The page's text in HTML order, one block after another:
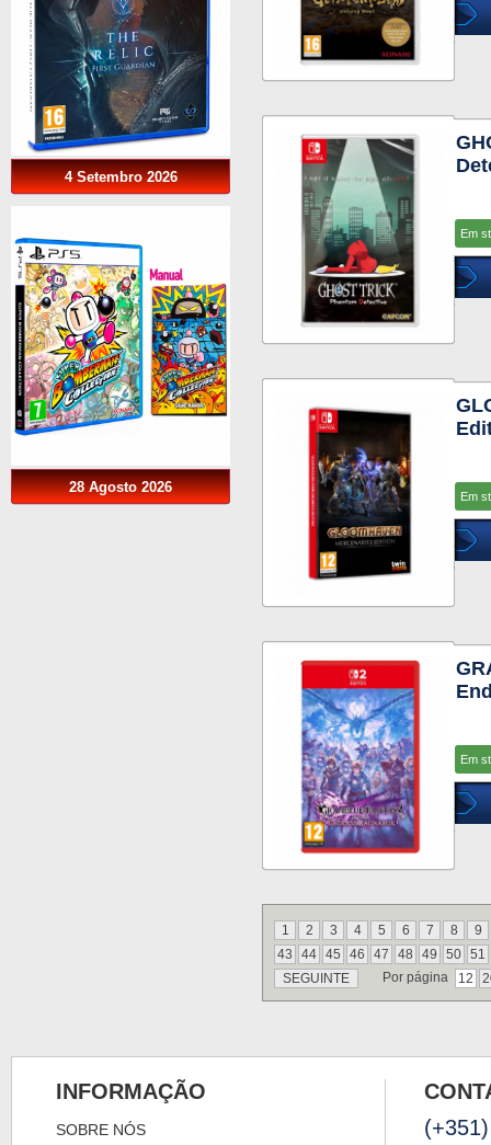
4 Setembro 2026
28 Agosto 2026
Em
Em
Em
1 2 3 4 5 6 7 8
9
43
44 45 46 47 48 49 50 51
SEGUINTE
Por página 12
INFORMAÇÃO
SOBRE NÓS